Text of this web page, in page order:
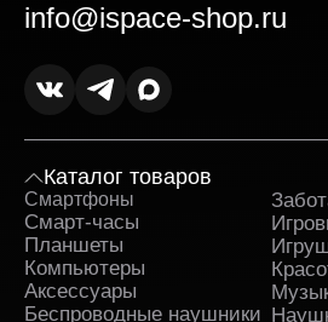
info@ispace-shop.ru
Каталог товаров
Смартфоны
Смарт-часы
Планшеты
Компьютеры
Аксессуары
Беспроводные наушники